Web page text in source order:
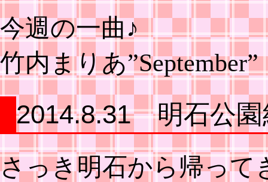
今週の一曲♪
竹内まりあ”September”
2014.8.31 明石公園
さっき明石から帰って